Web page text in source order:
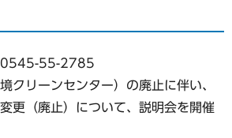
55-2785
クリーンセンター）の廃止に伴い、
更（廃止）について、説明会を開催